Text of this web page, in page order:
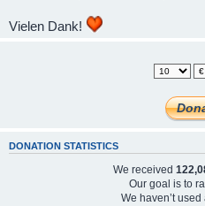
Vielen Dank!
DONATION STATISTICS
We received
Our goal is to
We haven’t